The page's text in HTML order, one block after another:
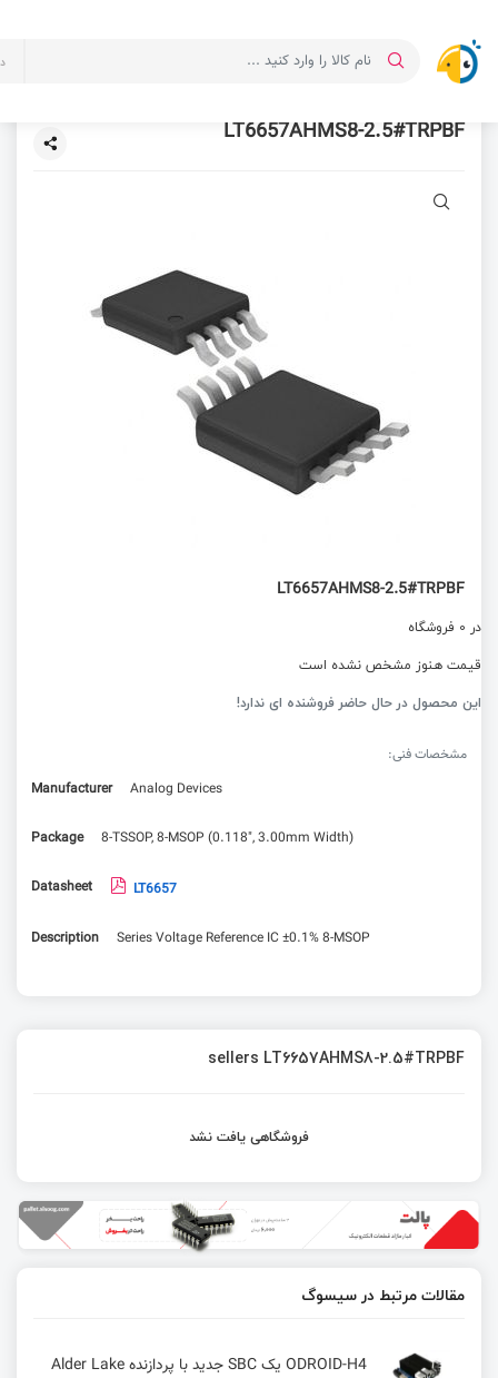
LT6657AHMS8-2.5#TRPBF
LT6657AHMS8-2.5#TRPBF
در 0 فروشگاه
قیمت هنوز مشخص نشده است
این محصول در حال حاضر فروشنده ای ندارد!
مشخصات فنی:
Manufacturer
Analog Devices
Package 8-TSSOP, 8-MSOP (0.118", 3.00mm Width)
Datasheet LT6657
Description Series Voltage Reference IC ±0.1% 8-MSOP
sellers LT6657AHMS8-2.5#TRPBF
فروشگاهی یافت نشد
مقالات مرتبط در سیسوگ
ODROID-H4 یک SBC جدید با پردازنده‌ Alder Lake